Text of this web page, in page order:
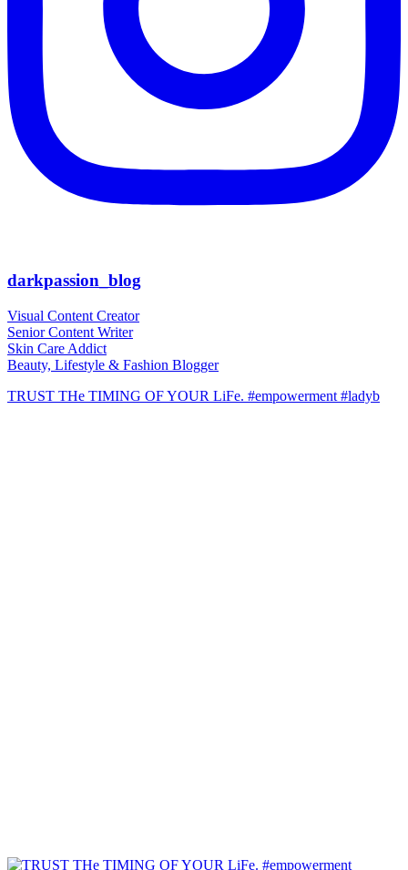
darkpassion_blog
Visual Content Creator
Senior Content Writer
Skin Care Addict
Beauty, Lifestyle & Fashion Blogger
TRUST THe TIMING OF YOUR LiFe. #empowerment #ladyb